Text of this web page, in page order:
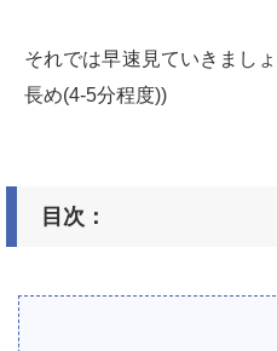
それでは早速見ていきまし
長め(4-5分程度))
目次：